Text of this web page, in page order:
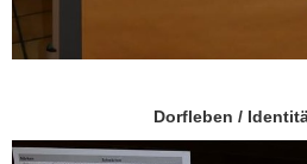
Dorfleben /